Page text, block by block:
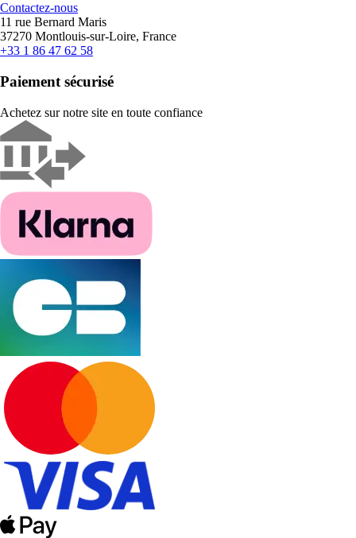
Contactez-nous
11 rue Bernard Maris
37270 Montlouis-sur-Loire, France
+33 1 86 47 62 58
Paiement sécurisé
Achetez sur notre site en toute confiance